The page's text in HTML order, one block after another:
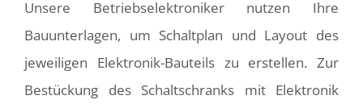
Unsere Betriebselektroniker nutzen Ihre
Bauunterlagen, um Schaltplan und Layout des
jeweiligen Elektronik-Bauteils zu erstellen. Zur
Bestückung des Schaltschranks mit Elektronik